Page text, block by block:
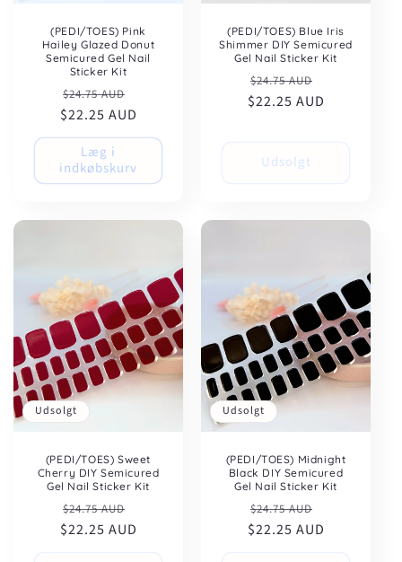
(PEDI/TOES) Pink
Hailey Glazed Donut
Semicured Gel Nail
Sticker Kit
Normalpris
$24.75 AUD
$22.25 AUD
Læg i
indkøbskurv
(PEDI/TOES) Blue Iris
Shimmer DIY Semicured
Gel Nail Sticker Kit
Normalpris
$24.75 AUD
$22.25 AUD
Udsolgt
Udsolgt
(PEDI/TOES) Sweet
Cherry DIY Semicured
Gel Nail Sticker Kit
Normalpris
$24.75 AUD
$22.25 AUD
Udsolgt
(PEDI/TOES) Midnight
Black DIY Semicured
Gel Nail Sticker Kit
Normalpris
$24.75 AUD
$22.25 AUD